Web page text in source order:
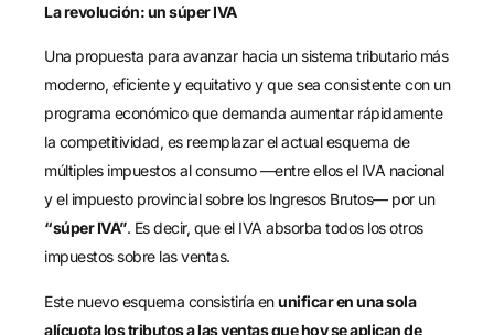
La revolución: un súper IVA
Una propuesta para avanzar hacia un sistema tributario más
moderno, eficiente y equitativo y que sea consistente con un
programa económico que demanda aumentar rápidamente
la competitividad, es reemplazar el actual esquema de
múltiples impuestos al consumo —entre ellos el IVA nacional
y el impuesto provincial sobre los Ingresos Brutos— por un
“súper IVA”. Es decir, que el IVA absorba todos los otros
impuestos sobre las ventas.
Este nuevo esquema consistiría enunificar en una sola
alícuota los tributos a las ventas que hoy se aplican de